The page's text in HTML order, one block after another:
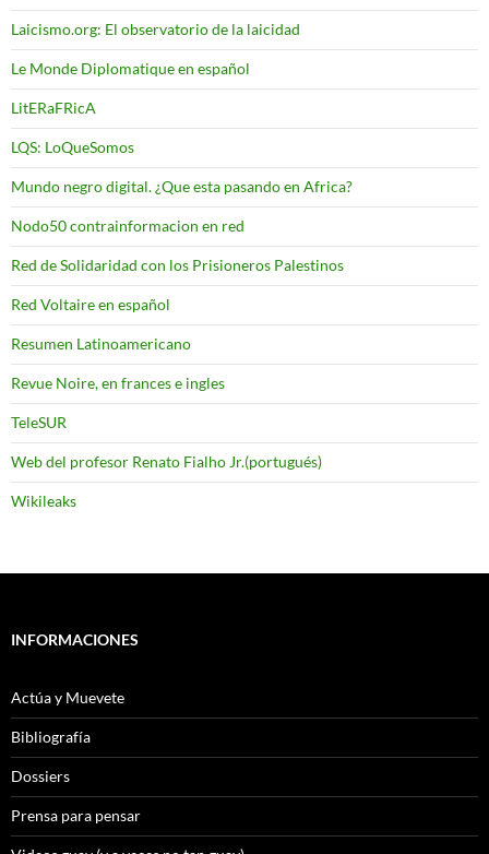
Laicismo.org: El observatorio de la laicidad
Le Monde Diplomatique en español
LitERaFRicA
LQS: LoQueSomos
Mundo negro digital. ¿Que esta pasando en Africa?
Nodo50 contrainformacion en red
Red de Solidaridad con los Prisioneros Palestinos
Red Voltaire en español
Resumen Latinoamericano
Revue Noire, en frances e ingles
TeleSUR
Web del profesor Renato Fialho Jr.(portugués)
Wikileaks
INFORMACIONES
Actúa y Muevete
Bibliografía
Dossiers
Prensa para pensar